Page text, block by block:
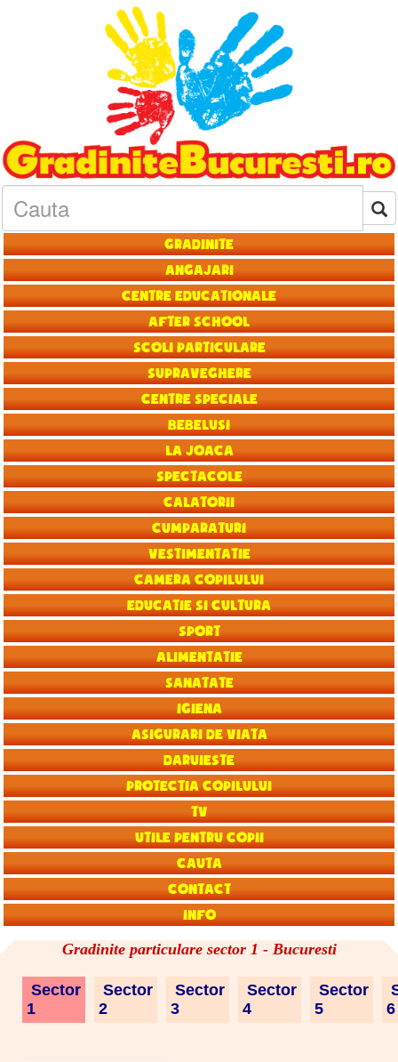
Gradinite
Angajari
Centre educationale
After School
Scoli particulare
Supraveghere
Centre speciale
Bebelusi
La joaca
Spectacole
Calatorii
Cumparaturi
Vestimentatie
Camera copilului
Educatie si Cultura
Sport
Alimentatie
Sanatate
Igiena
Asigurari de viata
Daruieste
Protectia copilului
TV
Utile pentru copii
Cauta
Contact
Info
Gradinite particulare sector 1 - Bucuresti
Sector
1
Sector
2
Sector
3
Sector
4
Sector
5